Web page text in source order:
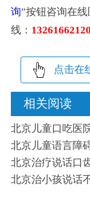
询”按钮咨询在
线： 13261662120
点击在
相关阅读
北京儿童口吃医
北京儿童语言障
北京治疗说话口
北京治小孩说话